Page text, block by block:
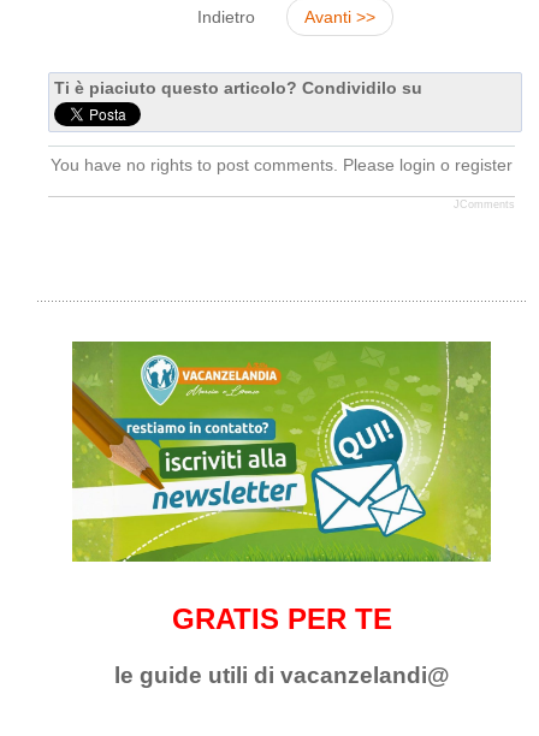
Indietro Avanti >>
Ti è piaciuto questo articolo? Condividilo su
You have no rights to post comments. Please login o register
JComments
GRATIS PER TE
le guide utili di vacanzelandi@